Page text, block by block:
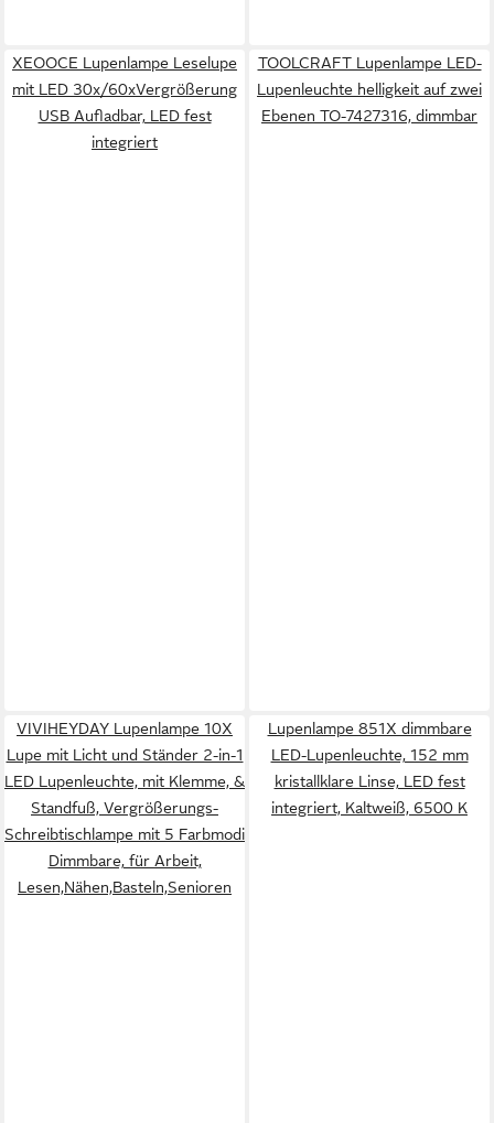
XEOOCE Lupenlampe Leselupe
mit LED 30x/60xVergrößerung
USB Aufladbar, LED fest
integriert
TOOLCRAFT Lupenlampe LED-
Lupenleuchte helligkeit auf zwei
Ebenen TO-7427316, dimmbar
VIVIHEYDAY Lupenlampe 10X
Lupe mit Licht und Ständer 2-in-1
LED Lupenleuchte, mit Klemme, &
Standfuß, Vergrößerungs-
Schreibtischlampe mit 5 Farbmodi
Dimmbare, für Arbeit,
Lesen,Nähen,Basteln,Senioren
Lupenlampe 851X dimmbare
LED-Lupenleuchte, 152 mm
kristallklare Linse, LED fest
integriert, Kaltweiß, 6500 K